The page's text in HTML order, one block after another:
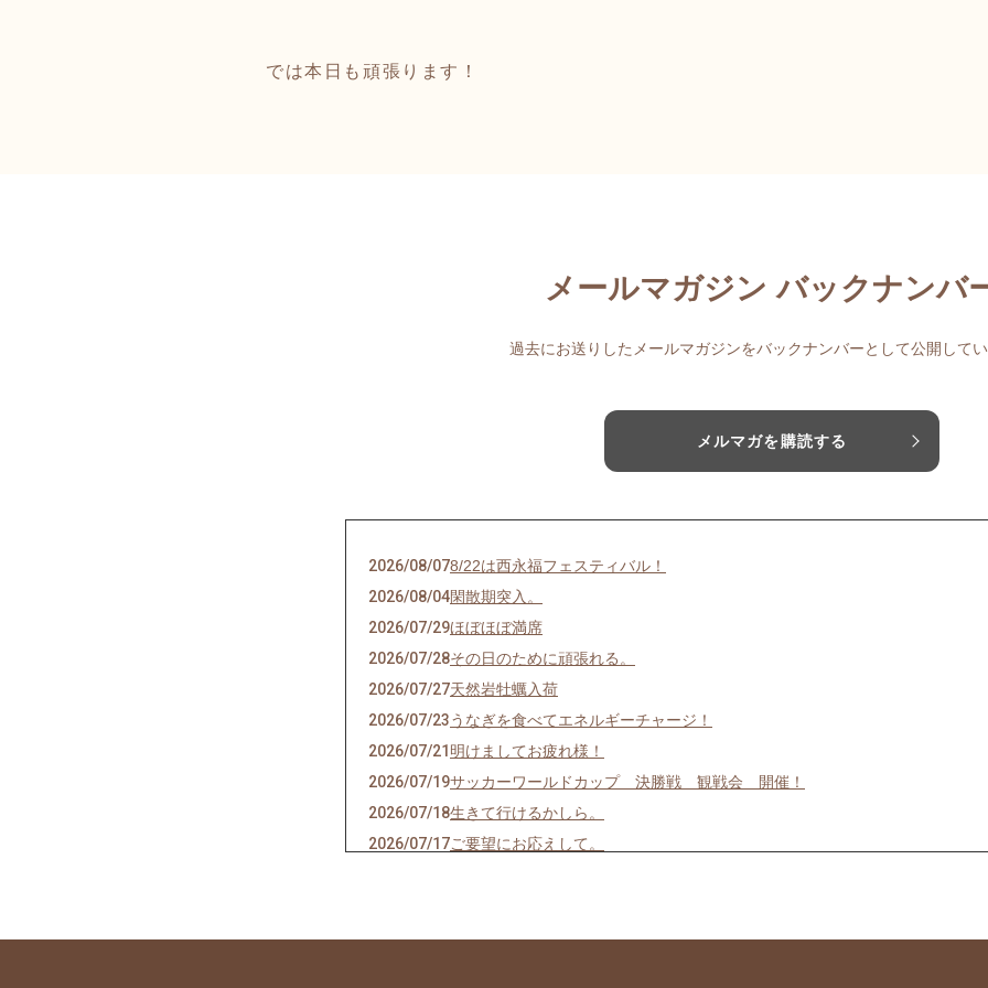
では本日も頑張ります！
メールマガジン バックナンバ
過去にお送りしたメールマガジンをバックナンバーとして公開してい
メルマガを購読する
2026/08/078/22は西永福フェスティバル！
2026/08/04閑散期突入。
2026/07/29ほぼほぼ満席
2026/07/28その日のために頑張れる。
2026/07/27天然岩牡蠣入荷
2026/07/23うなぎを食べてエネルギーチャージ！
2026/07/21 明けましてお疲れ様！
2026/07/19サッカーワールドカップ 決勝戦 観戦会 開催！
2026/07/18生きて行けるかしら。
2026/07/17ご要望にお応えして。
2026/07/11焼き魚お好きですか？